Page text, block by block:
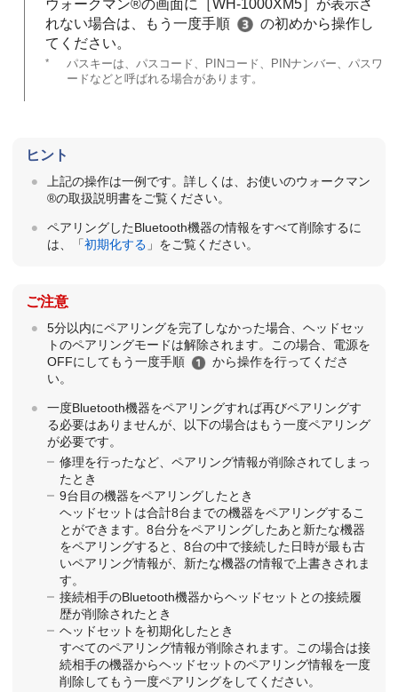
ウォークマン®の画面に［ WH-1000XM5 ］が表示さ
れない場合は、もう一度手順
の初めから操作し
てください。
*
パスキーは、パスコード、PINコード、PINナンバー、パスワ
ードなどと呼ばれる場合があります。
ヒント
上記の操作は一例です。詳しくは、お使いのウォークマン
®の取扱説明書をご覧ください。
ペアリングしたBluetooth機器の情報をすべて削除するに
は、「初期化する 」をご覧ください。
ご注意
5分以内にペアリングを完了しなかった場合、ヘッドセッ
トのペアリングモードは解除されます。この場合、電源を
OFFにしてもう一度手順
から操作を行ってくださ
い。
一度Bluetooth機器をペアリングすれば再びペアリングす
る必要はありませんが、以下の場合はもう一度ペアリング
が必要です。
修理を行ったなど、ペアリング情報が削除されてしまっ
たとき
9台目の機器をペアリングしたとき
ヘッドセットは合計8台までの機器をペアリングするこ
とができます。8台分をペアリングしたあと新たな機器
をペアリングすると、8台の中で接続した日時が最も古
いペアリング情報が、新たな機器の情報で上書きされま
す。
接続相手のBluetooth機器からヘッドセットとの接続履
歴が削除されたとき
ヘッドセットを初期化したとき
すべてのペアリング情報が削除されます。この場合は接
続相手の機器からヘッドセットのペアリング情報を一度
削除してもう一度ペアリングをしてください。